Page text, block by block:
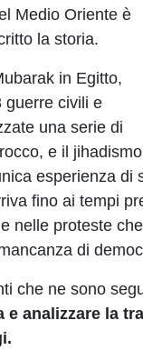
Medio Oriente è
la storia.
in Egitto,
guerre civili e
una serie di
e il
esperienza
fino ai tempi
nelle proteste
di
che ne sono
analizzare la